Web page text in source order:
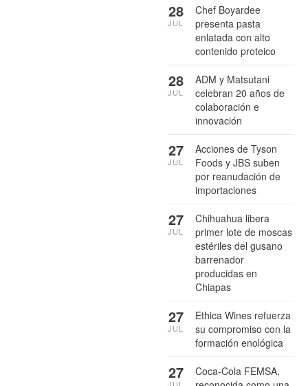
Chef Boyardee
presenta pasta
enlatada con alto
contenido proteico
28
JUL
ADM y Matsutani
celebran 20 años de
colaboración e
innovación
28
JUL
Acciones de Tyson
Foods y JBS suben
por reanudación de
importaciones
27
JUL
Chihuahua libera
primer lote de moscas
estériles del gusano
barrenador
producidas en
Chiapas
27
JUL
Ethica Wines refuerza
su compromiso con la
formación enológica
27
JUL
Coca-Cola FEMSA,
27